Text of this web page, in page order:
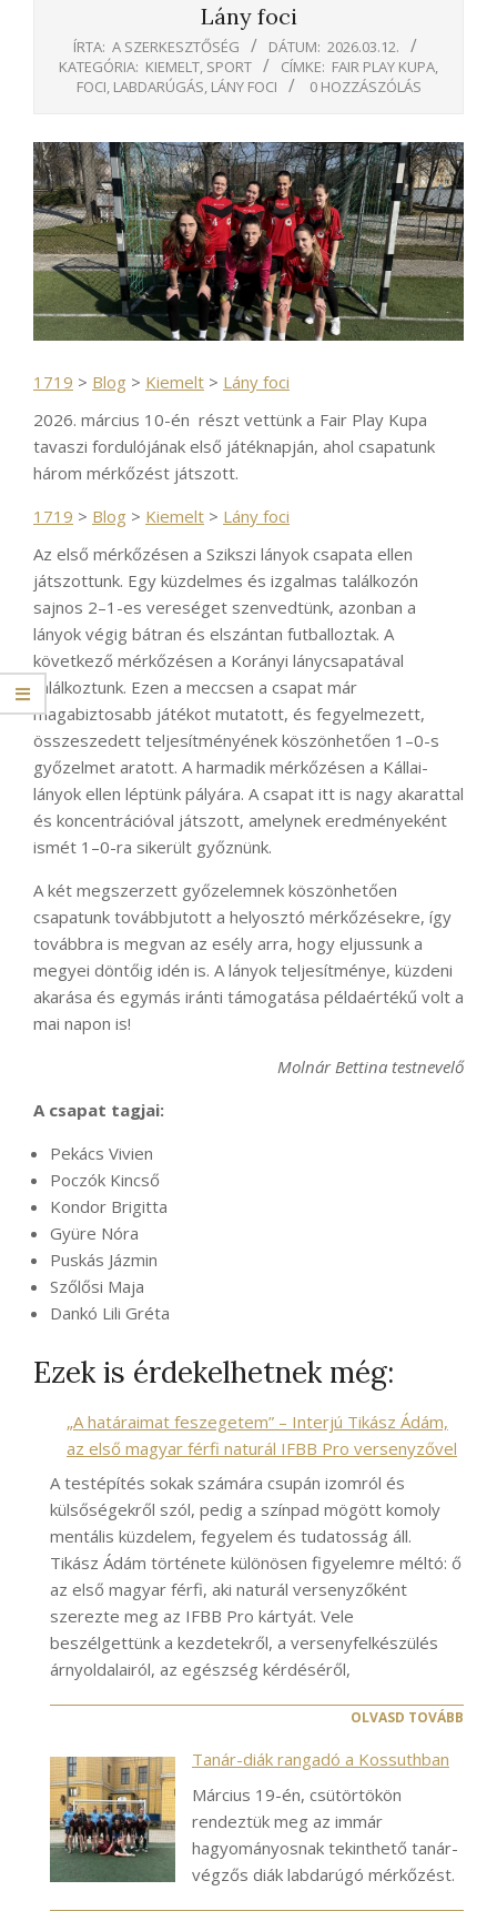
Lány foci
ÍRTA: A SZERKESZTŐSÉG DÁTUM: 2026.03.12.
KATEGÓRIA: KIEMELT, SPORT CÍMKE: FAIR PLAY KUPA,
FOCI, LABDARÚGÁS, LÁNY FOCI 0 HOZZÁSZÓLÁS
1719 > Blog > Kiemelt > Lány foci
2026. március 10-én részt vettünk a Fair Play Kupa
tavaszi fordulójának első játéknapján, ahol csapatunk
három mérkőzést játszott.
1719 > Blog > Kiemelt > Lány foci
Az első mérkőzésen a Szikszi lányok csapata ellen
játszottunk. Egy küzdelmes és izgalmas találkozón
sajnos 2–1-es vereséget szenvedtünk, azonban a
lányok végig bátran és elszántan futballoztak. A
következő mérkőzésen a Korányi lánycsapatával
találkoztunk. Ezen a meccsen a csapat már
magabiztosabb játékot mutatott, és fegyelmezett,
összeszedett teljesítményének köszönhetően 1–0-s
győzelmet aratott. A harmadik mérkőzésen a Kállai-
lányok ellen léptünk pályára. A csapat itt is nagy akarattal
és koncentrációval játszott, amelynek eredményeként
ismét 1–0-ra sikerült győznünk.
A két megszerzett győzelemnek köszönhetően
csapatunk továbbjutott a helyosztó mérkőzésekre, így
továbbra is megvan az esély arra, hogy eljussunk a
megyei döntőig idén is. A lányok teljesítménye, küzdeni
akarása és egymás iránti támogatása példaértékű volt a
mai napon is!
Molnár Bettina testnevelő
A csapat tagjai:
Pekács Vivien
Poczók Kincső
Kondor Brigitta
Gyüre Nóra
Puskás Jázmin
Szőlősi Maja
Dankó Lili Gréta
Ezek is érdekelhetnek még:
„A határaimat feszegetem” – Interjú Tikász Ádám,
az első magyar férfi naturál IFBB Pro versenyzővel
A testépítés sokak számára csupán izomról és
külsőségekről szól, pedig a színpad mögött komoly
mentális küzdelem, fegyelem és tudatosság áll.
Tikász Ádám története különösen figyelemre méltó: ő
az első magyar férfi, aki naturál versenyzőként
szerezte meg az IFBB Pro kártyát. Vele
beszélgettünk a kezdetekről, a versenyfelkészülés
árnyoldalairól, az egészség kérdéséről,
OLVASD TOVÁBB
Tanár-diák rangadó a Kossuthban
Március 19-én, csütörtökön
rendeztük meg az immár
hagyományosnak tekinthető tanár-
végzős diák labdarúgó mérkőzést.